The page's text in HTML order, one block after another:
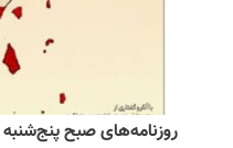
روزنامه‌های صبح پنج‌شنبه ۱۵ مرداد ۱۴۰۵